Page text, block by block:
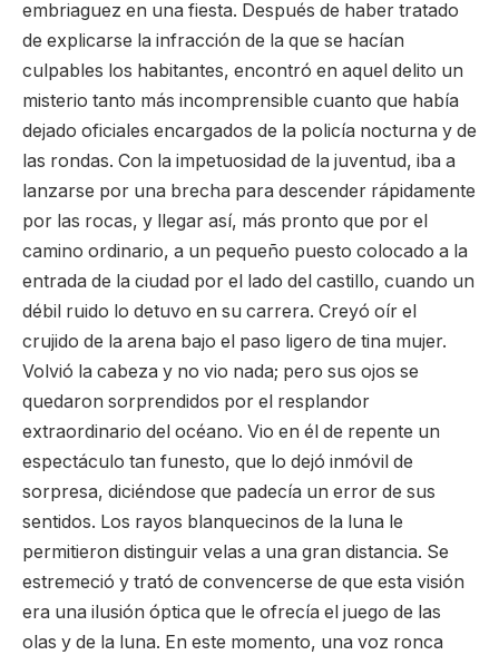
embriaguez en una fiesta. Después de haber tratado
de explicarse la infracción de la que se hacían
culpables los habitantes, encontró en aquel delito un
misterio tanto más incomprensible cuanto que había
dejado oficiales encargados de la policía nocturna y de
las rondas. Con la impetuosidad de la juventud, iba a
lanzarse por una brecha para descender rápidamente
por las rocas, y llegar así, más pronto que por el
camino ordinario, a un pequeño puesto colocado a la
entrada de la ciudad por el lado del castillo, cuando un
débil ruido lo detuvo en su carrera. Creyó oír el
crujido de la arena bajo el paso ligero de tina mujer.
Volvió la cabeza y no vio nada; pero sus ojos se
quedaron sorprendidos por el resplandor
extraordinario del océano. Vio en él de repente un
espectáculo tan funesto, que lo dejó inmóvil de
sorpresa, diciéndose que padecía un error de sus
sentidos. Los rayos blanquecinos de la luna le
permitieron distinguir velas a una gran distancia. Se
estremeció y trató de convencerse de que esta visión
era una ilusión óptica que le ofrecía el juego de las
olas y de la luna. En este momento, una voz ronca